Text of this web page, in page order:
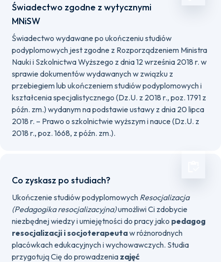
Świadectwo zgodne z wytycznymi
MNiSW
Świadectwo wydawane po ukończeniu studiów
podyplomowych jest zgodne z Rozporządzeniem Ministra
Nauki i Szkolnictwa Wyższego z dnia 12 września 2018 r. w
sprawie dokumentów wydawanych w związku z
przebiegiem lub ukończeniem studiów podyplomowych i
kształcenia specjalistycznego (Dz.U. z 2018 r., poz. 1791 z
późn. zm.) wydanym na podstawie ustawy z dnia 20 lipca
2018 r. – Prawo o szkolnictwie wyższym i nauce (Dz.U. z
2018 r., poz. 1668, z późn. zm.).
Co zyskasz po studiach?
Ukończenie studiów podyplomowych Resocjalizacja
(Pedagogika resocjalizacyjna)umożliwi Ci zdobycie
niezbędnej wiedzy i umiejętności do pracy jako pedagog
resocjalizacji i socjoterapeutaw różnorodnych
placówkach edukacyjnych i wychowawczych. Studia
przygotują Cię do prowadzenia zajęć